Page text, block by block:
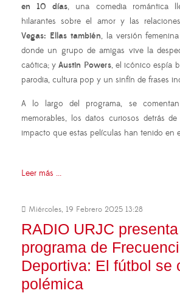
en 10 días, una comedia romántica
hilarantes sobre el amor y las
Vegas: Ellas también, la versión
donde un grupo de amigas vive la
caótica; yAustin Powers, el icónico espía
parodia, cultura pop y un sinfín de frases
A lo largo del programa, se
memorables, los datos curiosos detrás
impacto que estas películas han tenido en
Leer más ...
Miércoles, 19 Febrero 2025 13:28
RADIO URJC
programa de
Deportiva: El fútbol se
polémica